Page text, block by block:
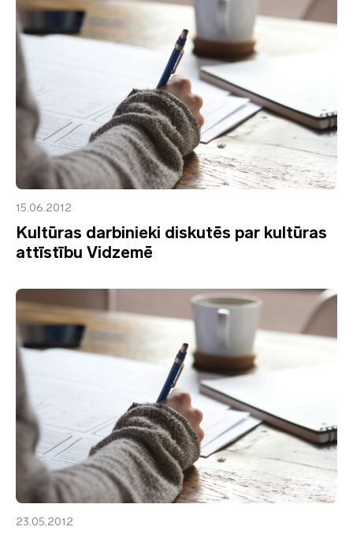
15.06.2012
Kultūras darbinieki diskutēs par kultūras
attīstību Vidzemē
23.05.2012